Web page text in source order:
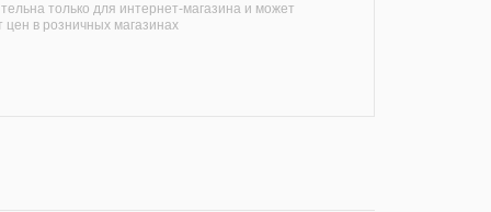
только для интернет-магазина и может
цен в розничных магазинах